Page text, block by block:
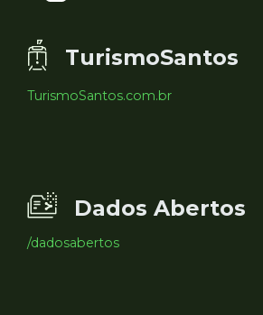
TurismoSantos
TurismoSantos.com.br
Dados Abertos
/dadosabertos